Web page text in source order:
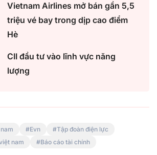
Vietnam Airlines mở bán gần 5,5
triệu vé bay trong dịp cao điểm
Hè
CII đầu tư vào lĩnh vực năng
lượng
Evn
Tập đoàn điện lực
nam
Báo cáo tài chính